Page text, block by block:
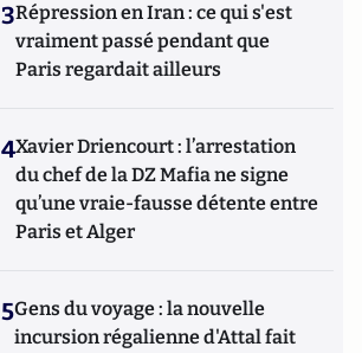
3Répression en Iran : ce qui s'est
vraiment passé pendant que
Paris regardait ailleurs
4Xavier Driencourt : l’arrestation
du chef de la DZ Mafia ne signe
qu’une vraie-fausse détente entre
Paris et Alger
5Gens du voyage : la nouvelle
incursion régalienne d'Attal fait